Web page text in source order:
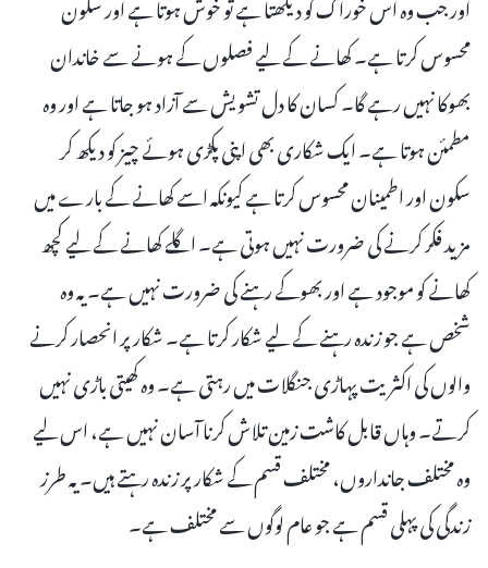
محسوس کرتا ہے۔ کھانے کے لیے فصلوں کے ہونے سے خاندان
بھوکا نہیں رہے گا۔ کسان کا دل تشویش سے آزاد ہو جاتا ہے اور وہ
مطمئن ہوتا ہے۔ ایک شکاری بھی اپنی پکڑی ہوئے چیز کو دیکھ کر
سکون اور اطمینان محسوس کرتا ہے کیونکہ اسے کھانے کے بارے میں
مزید فکر کرنے کی ضرورت نہیں ہوتی ہے۔ اگلے کھانے کے لیے کچھ
کھانے کو موجود ہے اور بھوکے رہنے کی ضرورت نہیں ہے۔ یہ وہ
شخص ہے جو زندہ رہنے کے لیے شکار کرتا ہے۔ شکار پر انحصار کرنے
والوں کی اکثریت پہاڑی جنگلات میں رہتی ہے۔ وہ کھیتی باڑی نہیں
کرتے۔ وہاں قابل کاشت زمین تلاش کرنا آسان نہیں ہے، اس لیے
وہ مختلف جانداروں، مختلف قسم کے شکار پر زندہ رہتے ہیں۔ یہ طرز
زندگی کی پہلی قسم ہے جو عام لوگوں سے مختلف ہے۔